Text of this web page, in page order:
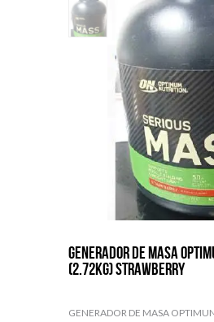
GENERADOR DE MASA
(2.72KG) STRAWBERRY
GENERADOR DE MASA